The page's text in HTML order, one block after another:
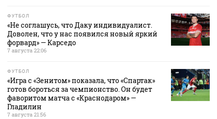
ФУТБОЛ
«Не соглашусь, что Даку индивидуалист.
Доволен, что у нас появился новый яркий
форвард» — Карседо
7 августа 22:06
ФУТБОЛ
«Игра с «Зенитом» показала, что «Спартак»
готов бороться за чемпионство. Он будет
фаворитом матча с «Краснодаром» —
Гладилин
7 августа 21:56